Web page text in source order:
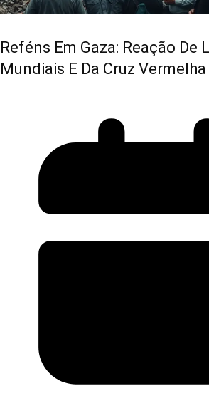
Reféns Em Gaza: Reação De
Mundiais E Da Cruz Vermelha